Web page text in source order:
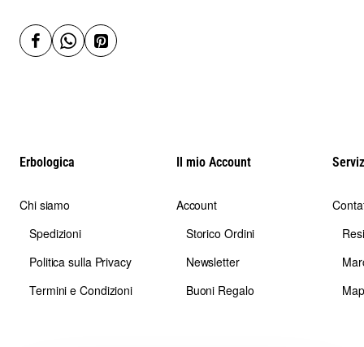
Erbologica
Chi siamo
Spedizioni
Politica sulla Privacy
Termini e Condizioni
Il mio Account
Account
Storico Ordini
Newsletter
Buoni Regalo